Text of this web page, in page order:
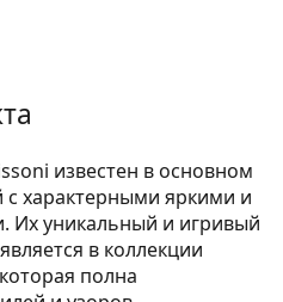
известен в основном
характерными яркими и
Их уникальный и игривый
в коллекции
полна